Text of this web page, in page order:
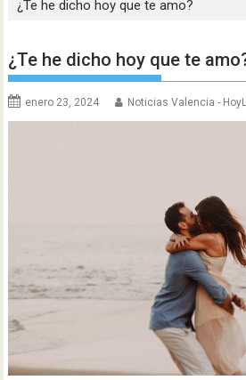
¿Te he dicho hoy que te amo?
¿Te he dicho hoy que te
enero 23, 2024 Noticias Valencia -